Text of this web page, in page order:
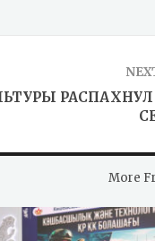
РАСПАХНУЛ
More